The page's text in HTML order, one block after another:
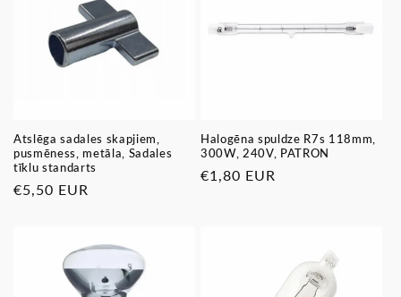
Atslēga sadales skapjiem,
pusmēness, metāla, Sadales
tīklu standarts
Parastā
€5,50 EUR
Halogēna spuldze R7s 118mm,
300W, 240V, PATRON
Parastā
€1,80 EUR